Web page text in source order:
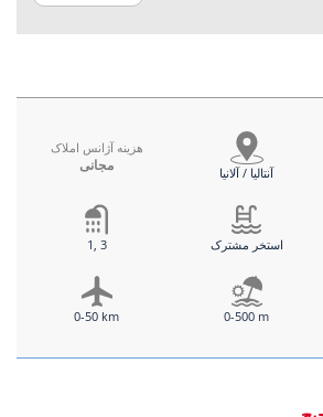
هزینه آژانس املاک
مجانی آنتالیا / آلانیا
1, 3 استخر مشترک
0-50 km 0-500 m